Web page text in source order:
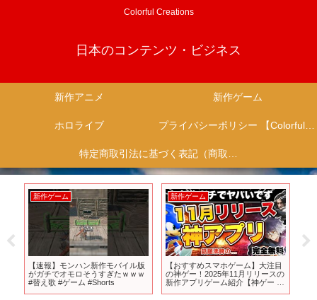
Colorful Creations
日本のコンテンツ・ビジネス
新作アニメ 新作ゲーム
ホロライブ プライバシーポリシー 【Colorful Creation】
特定商取引法に基づく表記（商取引に関する開示）
新作ゲーム
【速報】モンハン新作モバイル版
がガチでオモロそうすぎたｗｗｗ
#替え歌 #ゲーム #Shorts
新作ゲーム
【おすすめスマホゲーム】大注目
の神ゲー！2025年11月リリースの
新作アプリゲーム紹介【神ゲー ソ